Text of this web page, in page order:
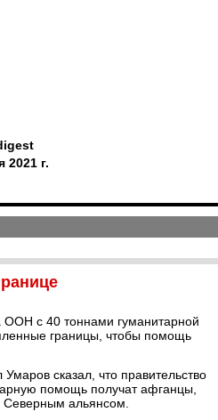
2021 г.
ООН с 40 тоннами гуманитарной
границы, чтобы помощь
сказал, что правительство
помощь получат афганцы,
альянсом.